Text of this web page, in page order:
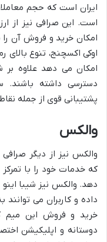
ایران است که حجم
است. این صرافی نیز از
امکان خرید و فروش آن را
اوکی اکسچنج، تنوع بالای
امکان می دهد علاوه بر
دسترسی داشته باشند.
پشتیبانی قوی از جمله
والکس
والکس نیز از دیگر
که خدمات خود را با تمرکز
دهد. والکس نیز شیبا اینو
داده و کاربران می توانند
خرید و فروش این میم
دوستانه و اپلیکیشن